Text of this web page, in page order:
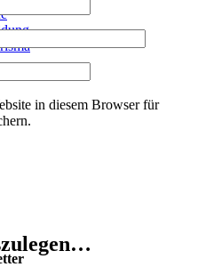
in diesem Browser für